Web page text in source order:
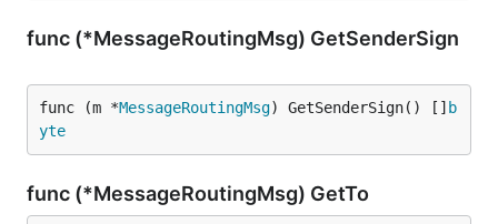
func (*MessageRoutingMsg) GetSenderSign
func (m *MessageRoutingMsg) GetSenderSign() [] b
yte
func (*MessageRoutingMsg) GetTo